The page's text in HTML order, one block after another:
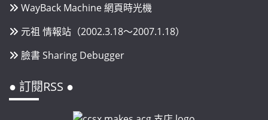
WayBack Machine 網頁時光機
元祖 情報站（2002.3.18～2007.1.18）
臉書 Sharing Debugger
● 訂閱RSS ●